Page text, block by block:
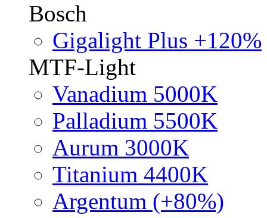
Bosch
Gigalight Plus +120%
MTF-Light
Vanadium 5000K
Palladium 5500K
Aurum 3000K
Titanium 4400K
Argentum (+80%)